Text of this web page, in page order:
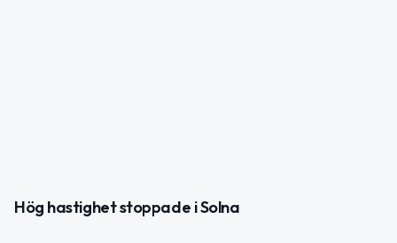
Hög hastighet stoppade i Solna